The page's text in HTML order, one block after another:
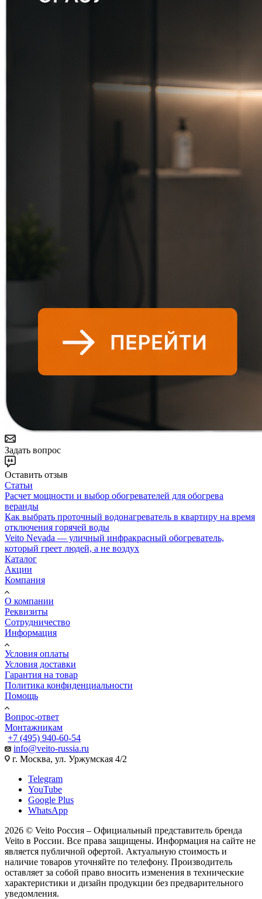
Задать вопрос
Оставить отзыв
Статьи
Расчет мощности и выбор обогревателей для обогрева
веранды
Как выбрать проточный водонагреватель в квартиру на время
отключения горячей воды
Veito Nevada — уличный инфракрасный обогреватель,
который греет людей, а не воздух
Каталог
Акции
Компания
О компании
Реквизиты
Сотрудничество
Информация
Условия оплаты
Условия доставки
Гарантия на товар
Политика конфиденциальности
Помощь
Вопрос-ответ
Монтажникам
+7 (495) 940-60-54
info@veito-russia.ru
г. Москва, ул. Уржумская 4/2
Telegram
YouTube
Google Plus
WhatsApp
2026 © Veito Россия – Официальный представитель бренда
Veito в России. Все права защищены. Информация на сайте не
является публичной офертой. Актуальную стоимость и
наличие товаров уточняйте по телефону. Производитель
оставляет за собой право вносить изменения в технические
характеристики и дизайн продукции без предварительного
уведомления.